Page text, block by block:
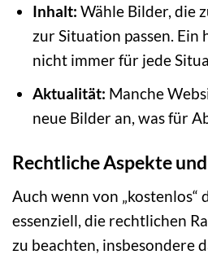
Inhalt: Wähle Bilder, die
zur Situation passen.
nicht immer für jede
Aktualität: Manche
neue Bilder an, was für
Rechtliche Aspekte
Auch wenn von „kostenlos“
essenziell, die rechtlichen
zu beachten, insbesondere